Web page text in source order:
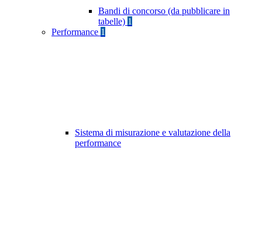
Bandi di concorso (da pubblicare in
tabelle) 1
Performance 1
Sistema di misurazione e valutazione della
performance